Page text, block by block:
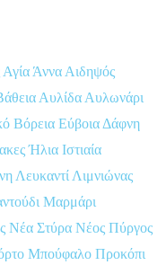
Αγία Άννα Αιδηψός
Αυλίδα Αυλωνάρι
Βόρεια Εύβοια Δάφνη
Ήλια Ιστιαία
Λευκαντί Λιμνιώνας
Μαρμάρι
Νέα Στύρα Νέος Πύργος
Μπούφαλο Προκόπι